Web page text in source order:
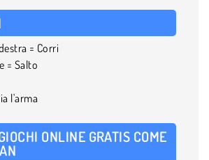
= Corri
= Salto
l'arma
ONLINE GRATIS COME